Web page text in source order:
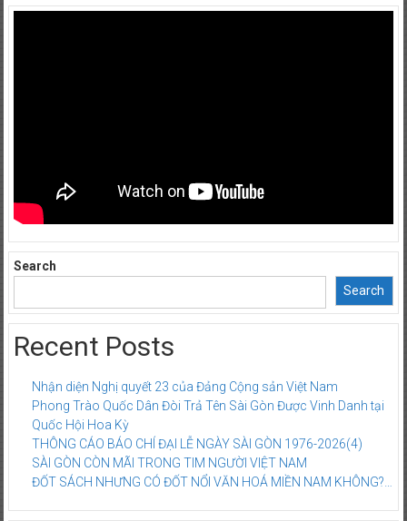
Search
Search
Recent Posts
Nhận diện Nghị quyết 23 của Đảng Cộng sản Việt Nam
Phong Trào Quốc Dân Đòi Trả Tên Sài Gòn Được Vinh Danh tại
Quốc Hội Hoa Kỳ
THÔNG CÁO BÁO CHÍ ĐẠI LỄ NGÀY SÀI GÒN 1976-2026(4)
SÀI GÒN CÒN MÃI TRONG TIM NGƯỜI VIỆT NAM
ĐỐT SÁCH NHƯNG CÓ ĐỐT NỔI VĂN HOÁ MIỀN NAM KHÔNG?…